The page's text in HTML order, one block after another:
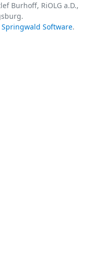
Burhoff, RiOLG a.D.,
Springwald Software.